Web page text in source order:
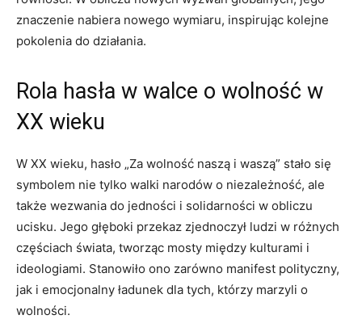
znaczenie nabiera nowego wymiaru, inspirując kolejne
pokolenia do działania.
Rola hasła w walce o wolność w
XX wieku
W​ XX wieku, hasło⁤ „Za wolność naszą i waszą” stało się
symbolem nie‌ tylko walki ⁤narodów o niezależność, ale
także​ wezwania do jedności i ​solidarności ‍w obliczu
ucisku. Jego głęboki przekaz ⁣zjednoczył⁣ ludzi w⁤ różnych
częściach świata, tworząc ‌mosty między kulturami i
ideologiami. Stanowiło ono zarówno ⁢manifest polityczny,
jak‌ i emocjonalny ładunek dla ⁤tych, którzy marzyli o
wolności.